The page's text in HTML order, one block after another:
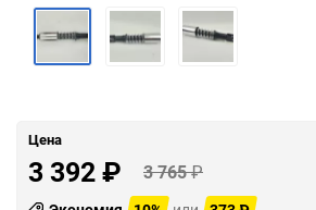
Цена
3 392₽ 3 765₽